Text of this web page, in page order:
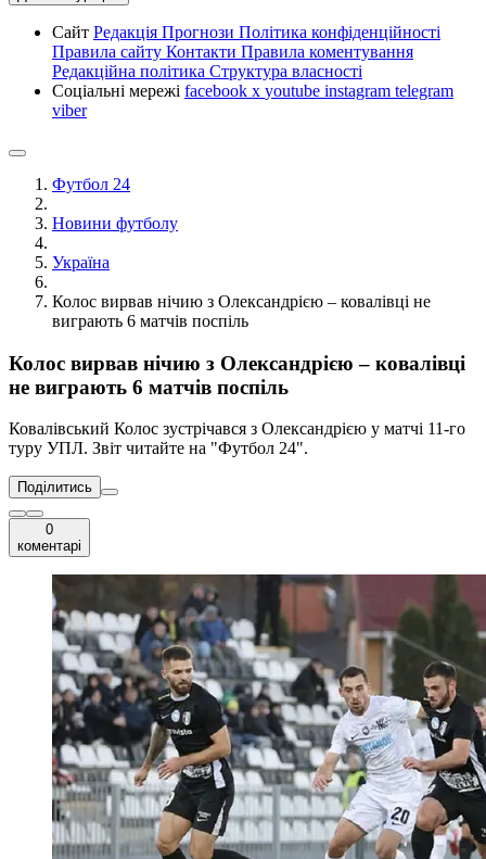
Сайт Редакція Прогнози Політика конфіденційності
Правила сайту Контакти Правила коментування
Редакційна політика Структура власності
Соціальні мережі facebook x youtube instagram telegram
viber
Футбол 24
Новини футболу
Україна
Колос вирвав нічию з Олександрією – ковалівці не
виграють 6 матчів поспіль
Колос вирвав нічию з Олександрією – ковалівці
не виграють 6 матчів поспіль
Ковалівський Колос зустрічався з Олександрією у матчі 11-го
туру УПЛ. Звіт читайте на "Футбол 24".
Поділитись
0
коментарі